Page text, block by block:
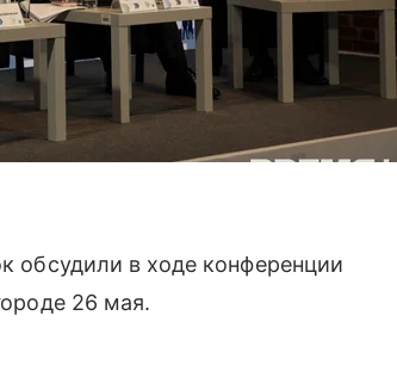
обсудили в ходе конференции
26 мая.